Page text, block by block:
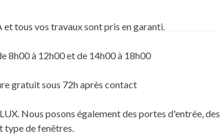
tous vos travaux sont pris en garanti.
8h00 à 12h00 et de 14h00 à 18h00
gratuit sous 72h après contact
Nous posons également des portes d'entrée,
type de fenêtres.